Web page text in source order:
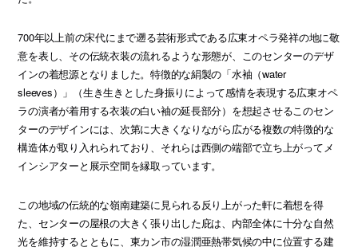
700年以上前の宋代にまで遡る芸術形式である広東オペラ発祥の地に敬
意を表し、その伝統衣装の流れるような形態が、このセンターのデザ
インの着想源となりました。特徴的な絹製の「水袖（water
sleeves）」（生き生きとした身振りによって感情を表現する広東オペ
ラの演者が着用する衣装の白い袖の延長部分）を想起させるこのセン
ターのデザインには、次第に大きくなりながら広がる複数の特徴的な
構造体が取り入れられており、それらは西側の端部で立ち上がってメ
インシアターと展示空間を縁取っています。
この地域の伝統的な嶺南建築に見られる反り上がった軒に着想を得
た、センターの屋根の大きく張り出した庇は、内部全体に十分な自然
光を維持するとともに、東カン市の湿潤亜熱帯気候の中に位置する建